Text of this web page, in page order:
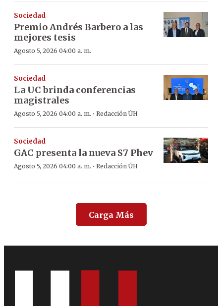
Sociedad
Premio Andrés Barbero a las
mejores tesis
Agosto 5, 2026 04:00 a. m.
Sociedad
La UC brinda conferencias
magistrales
Agosto 5, 2026 04:00 a. m. · Redacción ÚH
Sociedad
GAC presenta la nueva S7 Phev
Agosto 5, 2026 04:00 a. m. · Redacción ÚH
Carga Más